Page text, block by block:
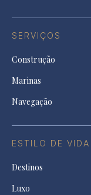
SERVIÇOS
Construção
Marinas
Navegação
ESTILO DE VIDA
Destinos
Luxo